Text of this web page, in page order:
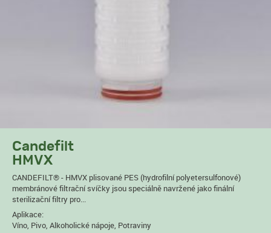
Candefilt
HMVX
CANDEFILT® - HMVX plisované PES (hydrofilní polyetersulfonové)
membránové filtrační svíčky jsou speciálně navržené jako finální
sterilizační filtry pro...
Aplikace:
Víno, Pivo, Alkoholické nápoje, Potraviny